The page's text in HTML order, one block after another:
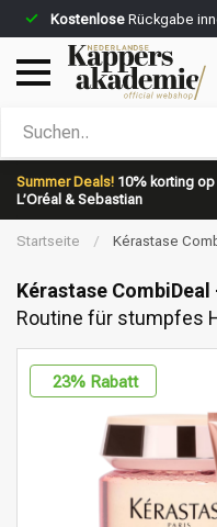
Kostenlose Rückgabe
Summer Deals! 10% korting
L’Oréal & Sebastian
Nach welcher
Marken
Startseite /
Kérastase
Kérastase CombiDeal
Routine für stumpfes
23% Rabatt